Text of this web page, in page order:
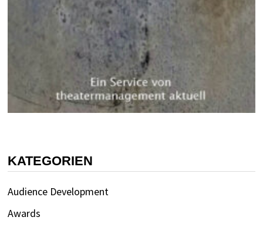
KATEGORIEN
Audience Development
Awards